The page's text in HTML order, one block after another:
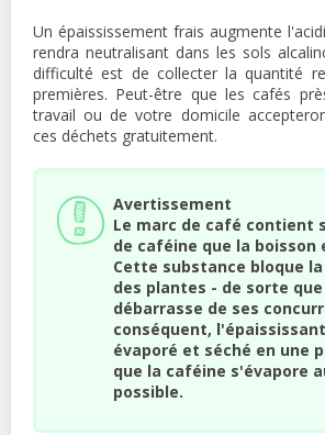
Un épaississement frais augmente
rendra neutralisant dans les sols
difficulté est de collecter la quantité
premières. Peut-être que les cafés
travail ou de votre domicile
ces déchets gratuitement.
Avertissement
Le marc de café contient
de caféine que la boisson
Cette substance bloque
des plantes - de sorte
débarrasse de ses
conséquent,
évaporé et séché en une
que la caféine s'évapore
possible.